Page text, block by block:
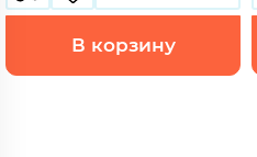
В корзину